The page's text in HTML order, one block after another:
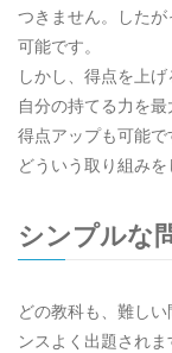
つきません。した
可能です。
しかし、得点を上げ
自分の持てる力を
得点アップも可能で
どういう取り組みを
シンプルな
どの教科も、難し
ンスよく出題され